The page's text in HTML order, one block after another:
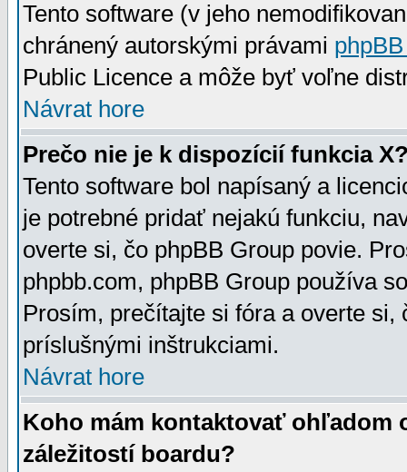
Tento software (v jeho
chránený autorskými právami
Public Licence a môže byť voľne
Návrat hore
Prečo nie je k dispozícií funkcia
Tento software bol napísaný a
je potrebné pridať nejakú funkciu,
overte si, čo phpBB Group povie.
phpbb.com, phpBB Group používa
Prosím, prečítajte si fóra a overte
príslušnými inštrukciami.
Návrat hore
Koho mám kontaktovať ohľadom
záležitostí boardu?